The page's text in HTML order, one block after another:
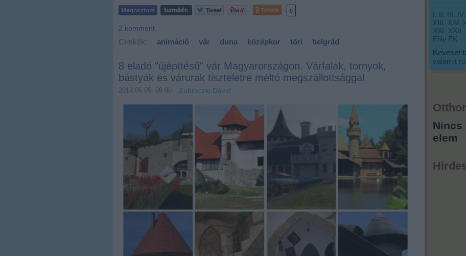
Tetszik 0
2 komment
Címkék: animáció vár duna középkor töri belgrád
8 eladó "újépítésű" vár Magyarországon. Várfalak, tornyok,
bástyák és várurak tiszteletre méltó megszállottsággal
2014.06.05. 09:00 Zubreczki Dávid
I. II. III. IV.
XIII.
XIV.
XXI.
XXII.
ÉNy ÉK
Keveset
valamit
Nincs
elem